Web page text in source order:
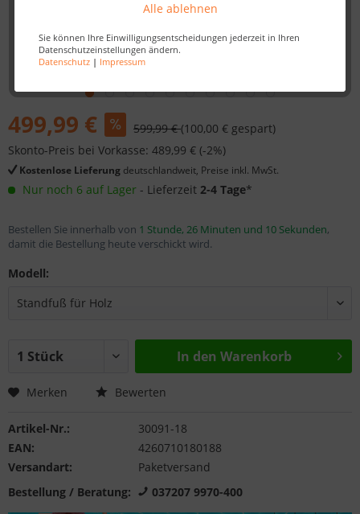
Alle ablehnen
Sie können Ihre Einwilligungsentscheidungen jederzeit in Ihren
Datenschutzeinstellungen ändern.
Datenschutz| Impressum
499,99 € 599,99 €(100,00 € gespart)
Skonto-Preis bei Vorkasse: 489,99 € (-2%)
Kostenlose Lieferung deutschlandweit, Preise inkl. MwSt.
Nur noch 6 auf Lager - Lieferzeit 2-4 Tage*
Bestellen Sie innerhalb von 1 Stunde, 26 Minuten und 9 Sekunden,
damit die Bestellung heute verschickt wird.
Modell:
In den Warenkorb
Merken Bewerten
Artikel-Nr.:
30091-18
EAN:
4260710180188
Versandart:
Paketversand
Bestellung / Beratung:
037207 9970-400